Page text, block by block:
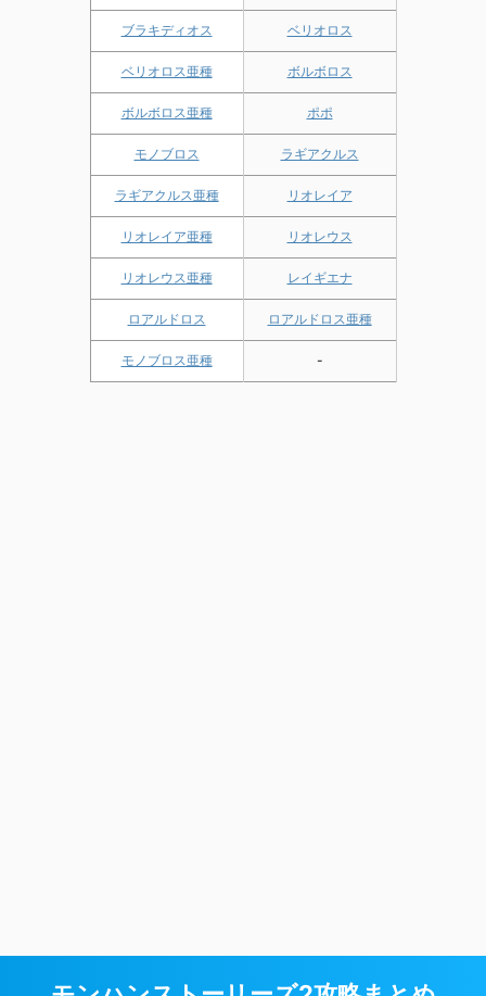
ブラキディオス ベリオロス
ベリオロス亜種 ボルボロス
ボルボロス亜種 ポポ
モノブロス ラギアクルス
ラギアクルス亜種 リオレイア
リオレイア亜種 リオレウス
リオレウス亜種 レイギエナ
ロアルドロス ロアルドロス亜種
モノブロス亜種 -